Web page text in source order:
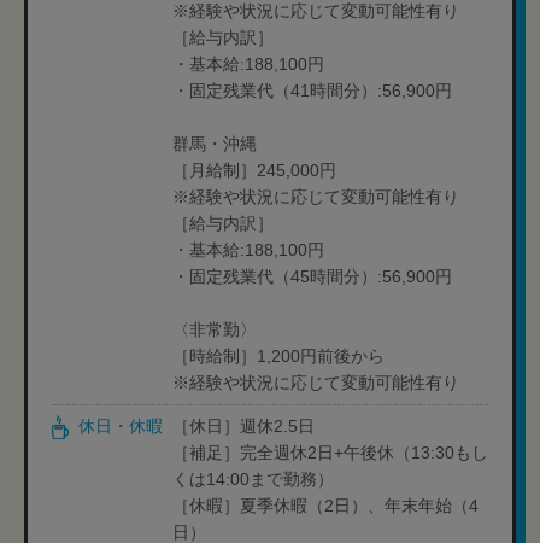
※経験や状況に応じて変動可能性有り
［給与内訳］
・基本給:188,100円
・固定残業代（41時間分）:56,900円
群馬・沖縄
［月給制］245,000円
※経験や状況に応じて変動可能性有り
［給与内訳］
・基本給:188,100円
・固定残業代（45時間分）:56,900円
〈非常勤〉
［時給制］1,200円前後から
※経験や状況に応じて変動可能性有り
休日・休暇
［休日］週休2.5日
［補足］完全週休2日+午後休（13:30もし
くは14:00まで勤務）
［休暇］夏季休暇（2日）、年末年始（4
日）